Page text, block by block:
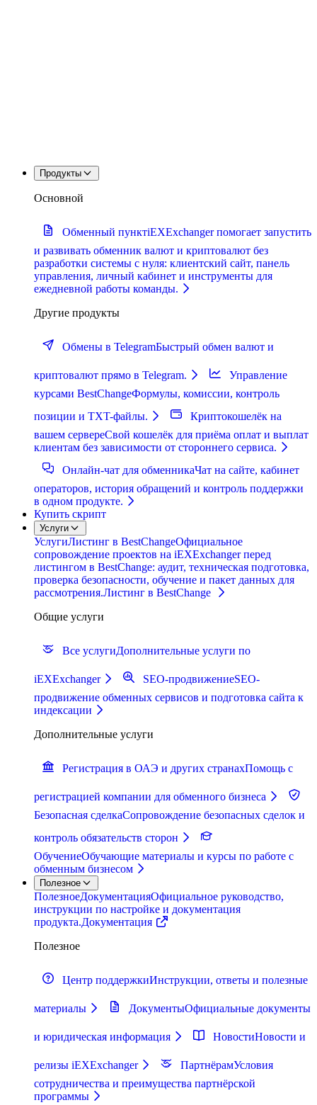
Продукты
Основной
Обменный пунктiEXExchanger помогает запустить
и развивать обменник валют и криптовалют без
разработки системы с нуля: клиентский сайт, панель
управления, личный кабинет и инструменты для
ежедневной работы команды.
Другие продукты
Обмены в TelegramБыстрый обмен валют и
криптовалют прямо в Telegram.
Управление
курсами BestChangeФормулы, комиссии, контроль
позиции и TXT-файлы.
Криптокошелёк на
вашем сервереСвой кошелёк для приёма оплат и выплат
клиентам без зависимости от стороннего сервиса.
Онлайн-чат для обменникаЧат на сайте, кабинет
операторов, история обращений и контроль поддержки
в одном продукте.
Купить скрипт
Услуги
УслугиЛистинг в BestChangeОфициальное
сопровождение проектов на iEXExchanger перед
листингом в BestChange: аудит, техническая подготовка,
проверка безопасности, обучение и пакет данных для
рассмотрения.Листинг в BestChange
Общие услуги
Все услугиДополнительные услуги по
iEXExchanger SEO-продвижениеSEO-
продвижение обменных сервисов и подготовка сайта к
индексации
Дополнительные услуги
Регистрация в ОАЭ и других странахПомощь с
регистрацией компании для обменного бизнеса
Безопасная сделкаСопровождение безопасных сделок и
контроль обязательств сторон
ОбучениеОбучающие материалы и курсы по работе с
обменным бизнесом
Полезное
ПолезноеДокументацияОфициальное руководство,
инструкции по настройке и документация
продукта.Документация
Полезное
Центр поддержкиИнструкции, ответы и полезные
материалы ДокументыОфициальные документы
и юридическая информация НовостиНовости и
релизы iEXExchanger ПартнёрамУсловия
сотрудничества и преимущества партнёрской
программы